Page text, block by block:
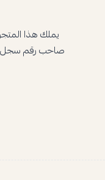
يملك هذا
صاحب رقم سجل 1010739311 موقع مواعين لجملة الاواني المنزلية